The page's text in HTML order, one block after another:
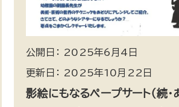
公開日： 2025年6月4日
更新日： 2025年10月22日
影絵にもなるペープサート（続・